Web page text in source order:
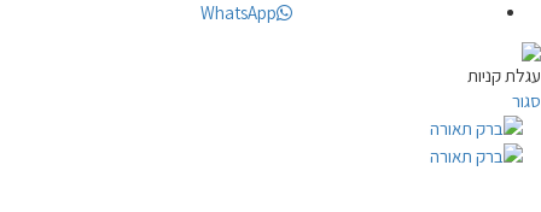
WhatsApp
עגלת קניות
סגור